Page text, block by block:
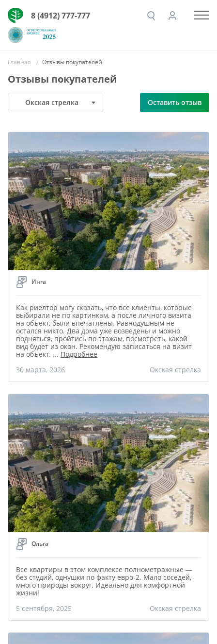
8 (4912) 777-777
Главная Отзывы покупателей
Отзывы покупателей
Окская стрелка Оставить отзыв
Инга
Как риелтор могу сказать, что все клиенты, которые
выбирали не по картинкам, а после личного визита
на объект, были впечатлены. Равнодушным не
остался никто. Два дома уже возведены и можно
подняться, пройтись по этажам, посмотреть, какой
вид будет из окон. Рекомендую записаться на визит
на объект. ... Подробнее
30 марта, 2026
Окская стрелка
Ольга
Все квартиры в этом комплексе полнометражные —
без студий, однушки по факту евро-2. Мало соседей,
много природы вокруг. Идеально для комфортной
жизни!
5 сентября, 2025
Окская стрелка